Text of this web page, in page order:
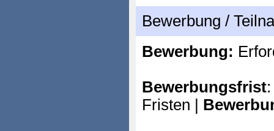
Bewerbung /
Bewerbung:
Bewerbungsfrist
Fristen |